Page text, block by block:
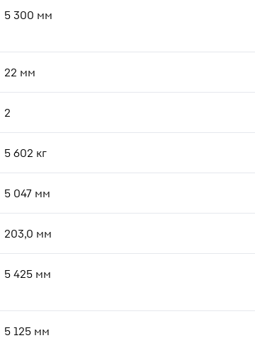
5 300 мм
22 мм
2
5 602 кг
5 047 мм
203,0 мм
5 425 мм
5 125 мм